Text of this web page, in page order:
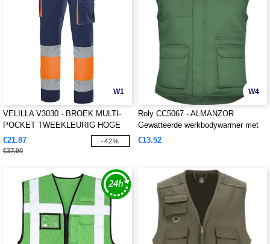
W1
VELILLA V3030 - BROEK MULTI-
POCKET TWEEKLEURIG HOGE
ZICHTBAARHEID
€21.87
€37.90
-42%
W4
Roly CC5067 - ALMANZOR
Gewatteerde werkbodywarmer met
meerdere zakken en verlengde
€13.52